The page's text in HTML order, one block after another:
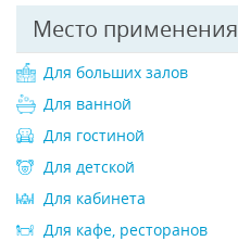
Место применения
Для больших залов
Для ванной
Для гостиной
Для детской
Для кабинета
Для кафе, ресторанов